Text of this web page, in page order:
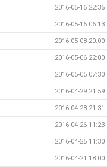
2016-05-16 22:35
2016-05-16 06:13
2016-05-08 20:00
2016-05-06 22:00
2016-05-05 07:30
2016-04-29 21:59
2016-04-28 21:31
2016-04-26 11:23
2016-04-25 11:30
2016-04-21 18:00